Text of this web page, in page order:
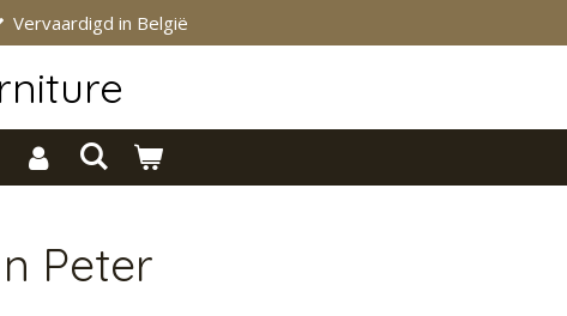
Vervaardigd in België
Peter